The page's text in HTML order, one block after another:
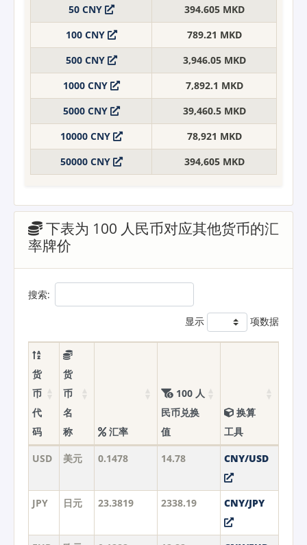
50 CNY
394.605 MKD
100 CNY
789.21 MKD
500 CNY
3,946.05 MKD
1000 CNY
7,892.1 MKD
5000 CNY
39,460.5 MKD
10000 CNY
78,921 MKD
50000 CNY
394,605 MKD
下表为 100 人民币对应其他货币的汇
率牌价
搜索:
显示 项数据
货
币
代
码
货
币
名
称
汇率
100 人
民币兑换
值
换算
工具
USD 美元 0.1478 14.78 CNY/USD
JPY 日元 23.3819 2338.19 CNY/JPY